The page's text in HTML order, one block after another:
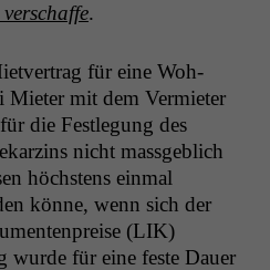
.
für eine Woh­
mit dem Ver­mi­eter
die Fes­tle­gung des
nicht mass­ge­blich
höch­stens ein­mal
könne, wenn sich der
(LIK)
wurde für eine feste Dauer